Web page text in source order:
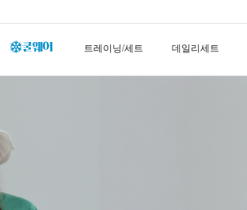
트레이닝/세트 데일리세트